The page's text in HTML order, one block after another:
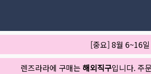
[중요] 8월 6~16
렌즈라라에 구매는 해외직구입니다. 주